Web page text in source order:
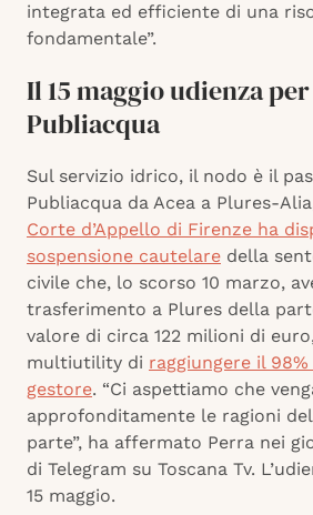
integrata ed efficiente di una
fondamentale”.
Il 15 maggio udienza
Publiacqua
Sul servizio idrico, il nodo è il
Publiacqua da Acea a Plures-
Corte d’Appello di Firenze ha
sospensione cautelare della
civile che, lo scorso 10 marzo,
trasferimento a Plures della
valore di circa 122 milioni di
multiutility di raggiungere il
gestore. “Ci aspettiamo che
approfonditamente le ragioni
parte”, ha affermato Perra nei
di Telegram su Toscana Tv.
15 maggio.